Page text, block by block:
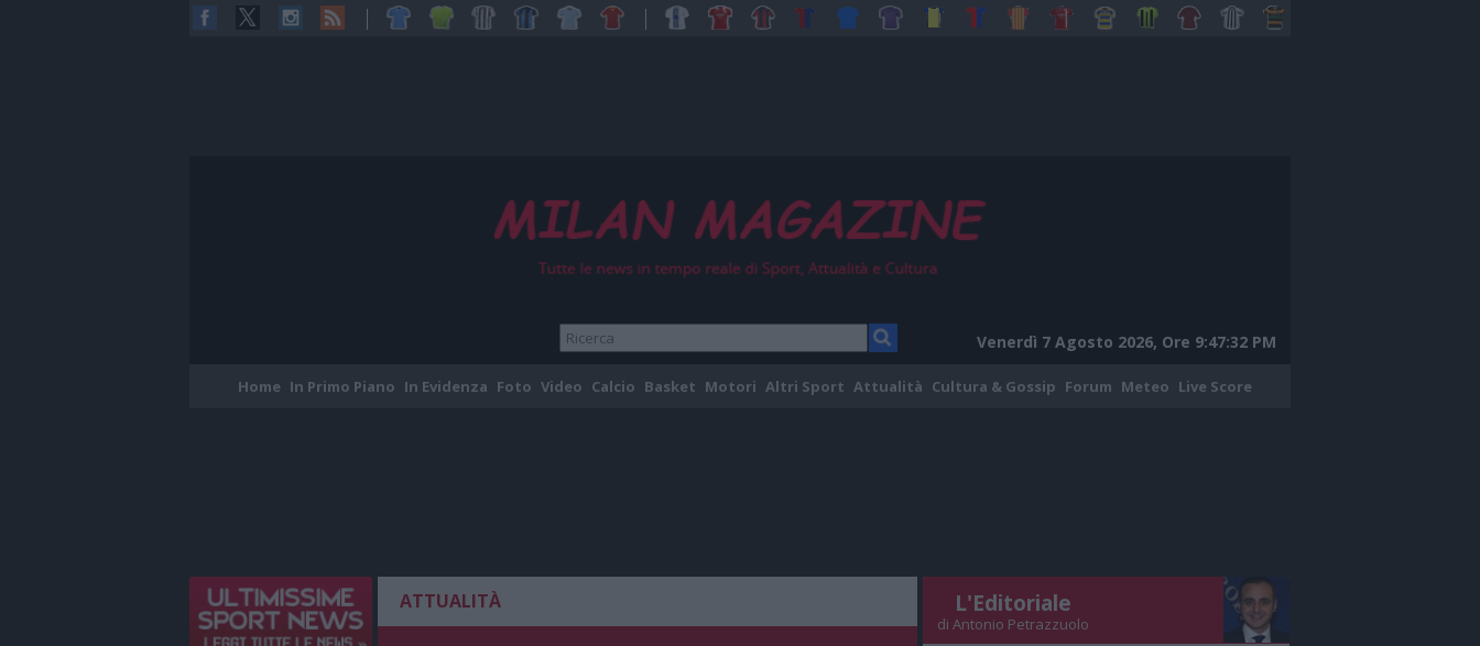
Venerdì 7 Agosto 2026, Ore 9:47:33 PM
Home In Primo Piano In Evidenza Foto Video Calcio Basket Motori Altri Sport Attualità Cultura & Gossip Forum Meteo Live Score
ATTUALITÀ L'Editoriale
di Antonio Petrazzuolo